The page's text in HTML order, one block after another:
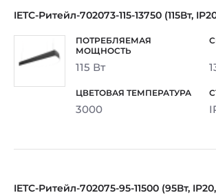
IETC-Ритейл-702073-115-13750 (115Вт,
115 Вт
3000
IETC-Ритейл-702075-95-11500 (95Вт,